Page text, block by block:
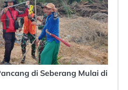
di Seberang Mulai di